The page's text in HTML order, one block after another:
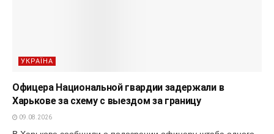
УКРАЇНА
Офицера Национальной гвардии задержали в
Харькове за схему с выездом за границу
09.08.2026